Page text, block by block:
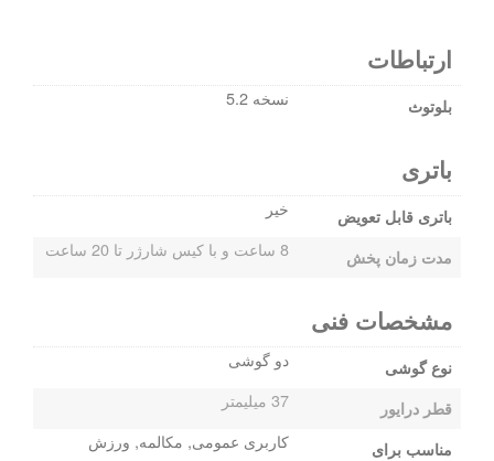
ارتباطات
بلوتوث نسخه 5.2
باتری
باتری قابل تعویض خیر
مدت زمان پخش 8 ساعت و با کیس شارژر تا 20 ساعت
مشخصات فنی
نوع گوشی دو گوشی
قطر درایور 37 میلیمتر
مناسب برای کاربری عمومی, مکالمه, ورزش